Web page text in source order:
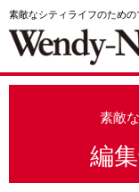
素敵なシティライフのため
素敵
編